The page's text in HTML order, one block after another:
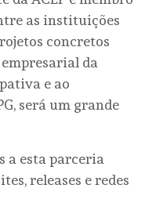
as instituições
concretos
da
e ao
será um grande
a esta parceria
releases e redes